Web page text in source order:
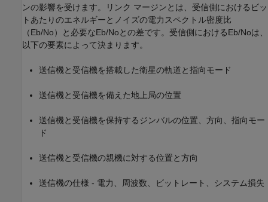
ンの影響を受けます。リンク マージンとは、受信側におけるビッ
トあたりのエネルギーとノイズの電力スペクトル密度比
（Eb/No）と必要なEb/Noとの差です。受信側におけるEb/Noは、
以下の要素によって決まります。
送信機と受信機を搭載した衛星の軌道と指向モード
送信機と受信機を備えた地上局の位置
送信機と受信機を保持するジンバルの位置、方向、指向モー
ド
送信機と受信機の親機に対する位置と方向
送信機の仕様 - 電力、周波数、ビットレート、システム損失